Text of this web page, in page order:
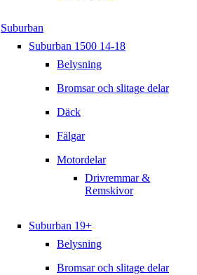
Suburban
Suburban 1500 14-18
Belysning
Bromsar och slitage delar
Däck
Fälgar
Motordelar
Drivremmar &
Remskivor
Suburban 19+
Belysning
Bromsar och slitage delar